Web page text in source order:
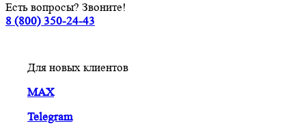
Есть вопросы? Звоните!
8 (800) 350-24-43
Для новых клиентов
MAX
Telegram